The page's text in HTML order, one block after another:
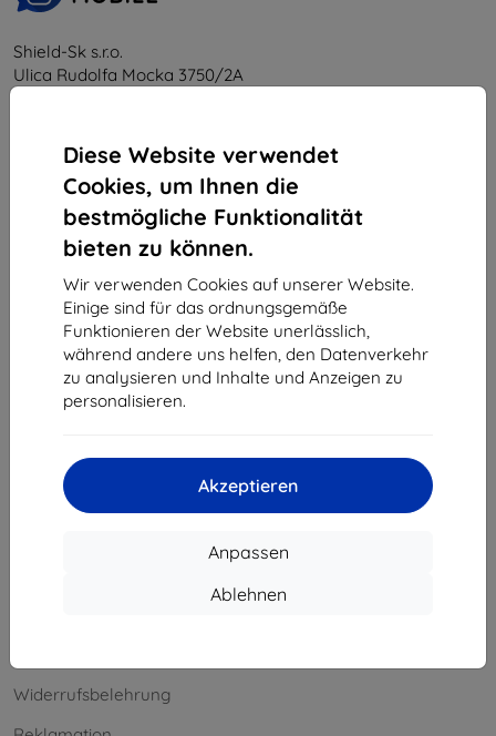
Diese Website verwendet
Cookies, um Ihnen die
bestmögliche Funktionalität
bieten zu können.
Wir verwenden Cookies auf unserer Website.
Einige sind für das ordnungsgemäße
Funktionieren der Website unerlässlich,
während andere uns helfen, den Datenverkehr
zu analysieren und Inhalte und Anzeigen zu
personalisieren.
Akzeptieren
Anpassen
Ablehnen
Shield-Sk s.r.o.
Ulica Rudolfa Mocka 3750/2A
USt-IdNr.:SK2023549671
Kontakt
info@top4mobile.eu
Schreiben Sie uns
Montag bis Freitag:
Online8:00 - 16:00
Widerrufsbelehrung